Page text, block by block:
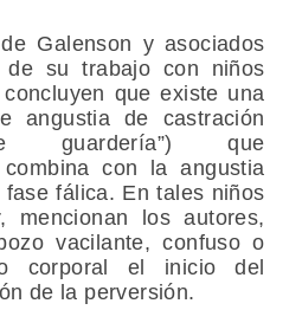
Galenson y asociados
su trabajo con niños
que existe una
angustia de castración
guardería”) que
con la angustia
fálica. En tales niños
mencionan los autores,
vacilante, confuso o
corporal el inicio del
de la perversión.